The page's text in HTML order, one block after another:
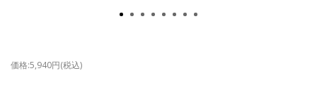
価格:5,940円(税込)